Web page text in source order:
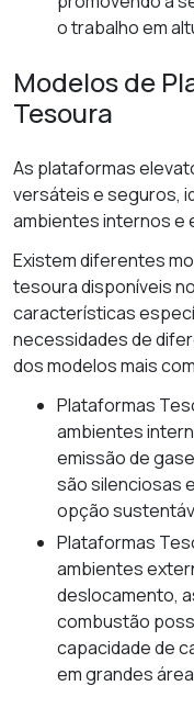
o trabalho em
Modelos de
Tesoura
As plataformas
versáteis e seguros,
ambientes internos e
Existem diferentes
tesoura disponíveis
características
necessidades de
dos modelos mais
Plataformas Tesoura Elétricas: Ideais para
ambientes
emissão de
são silenciosas
opção
Plataformas Tesoura a Combustão: Indicadas para
ambientes
deslocamento,
combustão
capacidade de
em grandes